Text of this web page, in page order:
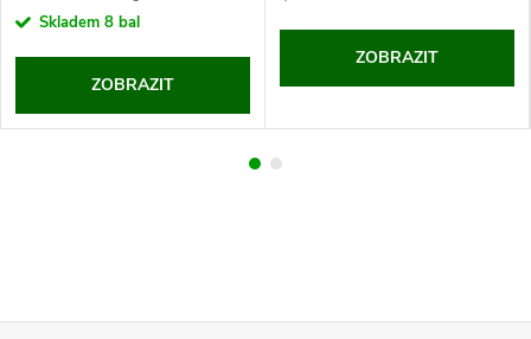
cena:Skladem 8 bal
ZOBRAZIT
ZOBRAZIT